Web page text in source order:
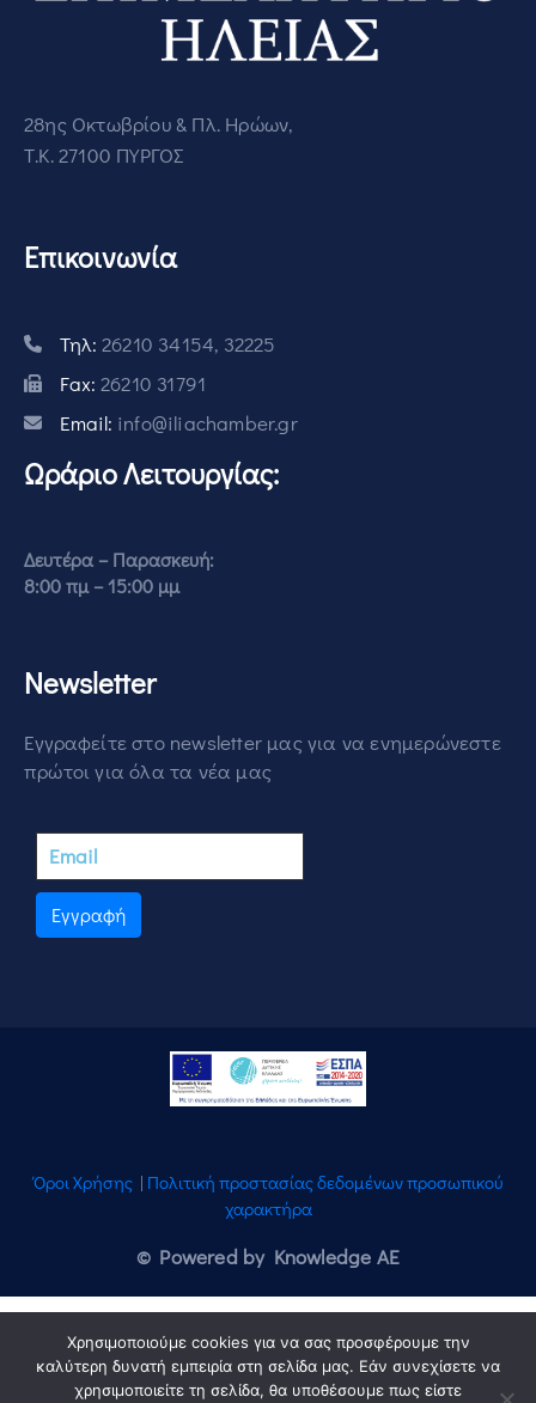
28ης Οκτωβρίου & Πλ. Ηρώων,
Τ.Κ. 27100 ΠΥΡΓΟΣ
Επικοινωνία
Τηλ: 26210 34154, 32225
Fax: 26210 31791
Email: info@iliachamber.gr
Ωράριο Λειτουργίας:
Δευτέρα – Παρασκευή:
8:00 πμ – 15:00 μμ
Newsletter
Εγγραφείτε στο newsletter μας για να ενημερώνεστε
πρώτοι για όλα τα νέα μας
Εγγραφή
Όροι Χρήσης | Πολιτική προστασίας δεδομένων προσωπικού
χαρακτήρα
© Powered by Knowledge AE
Χρησιμοποιούμε cookies για να σας προσφέρουμε την
καλύτερη δυνατή εμπειρία στη σελίδα μας. Εάν συνεχίσετε να
χρησιμοποιείτε τη σελίδα, θα υποθέσουμε πως είστε